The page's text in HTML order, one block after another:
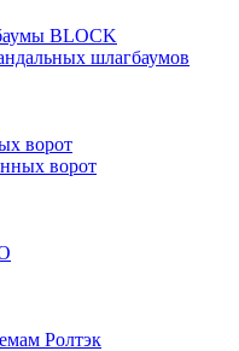
BLOCK
шлагбаумов
ворот
ворот
Ролтэк